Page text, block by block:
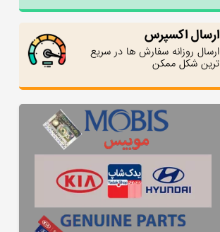
ارسال اکسپرس
ارسال روزانه سفارش ها در سریع
ترین شکل ممکن